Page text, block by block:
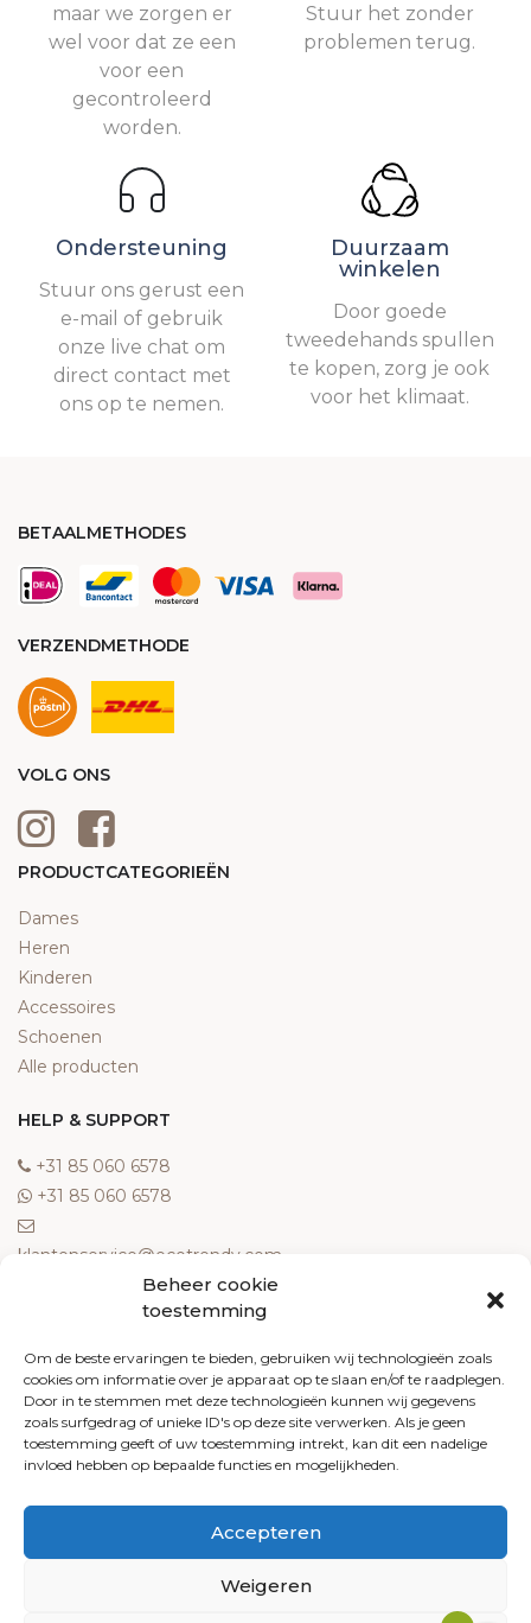
Beheer cookie
toestemming
Om de beste ervaringen te bieden, gebruiken wij technologieën zoals
cookies om informatie over je apparaat op te slaan en/of te raadplegen.
Door in te stemmen met deze technologieën kunnen wij gegevens
zoals surfgedrag of unieke ID's op deze site verwerken. Als je geen
toestemming geeft of uw toestemming intrekt, kan dit een nadelige
invloed hebben op bepaalde functies en mogelijkheden.
Accepteren
Weigeren
maar we zorgen er
wel voor dat ze een
voor een
gecontroleerd
worden.
Stuur het zonder
problemen terug.
Ondersteuning
Stuur ons gerust een
e-mail of gebruik
onze live chat om
direct contact met
ons op te nemen.
Duurzaam
winkelen
Door goede
tweedehands spullen
te kopen, zorg je ook
voor het klimaat.
BETAALMETHODES
VERZENDMETHODE
VOLG ONS
PRODUCTCATEGORIEËN
Dames
Heren
Kinderen
Accessoires
Schoenen
Alle producten
HELP & SUPPORT
‎+31 85 060 6578
‎+31 85 060 6578
klantenservice@ecotrendy.com
Meest gestelde vragen
Contact
Algemene voorwaarden
Retourneren
Klachten
Privacy policy